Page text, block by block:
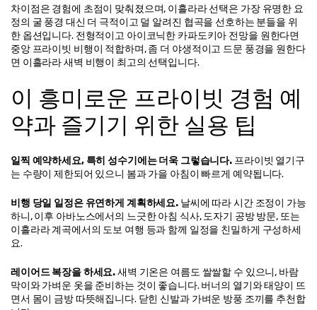
차이점은 경험에 초점이 맞춰졌으며, 이흘라라 선택은 가장 유명한 요
정의 굴 풍경 대신 더 극적이고 덜 알려진 협곡을 선호하는 분들을 위
한 옵션입니다. 전형적이고 아이코닉한 카파도키아 전망을 원한다면
중앙 프라이빗 비행이 적합하며, 좀 더 야생적이고 드문 풍경을 원한다
면 이흘라라 새벽 비행이 최고의 선택입니다.
이 흥미로운 프라이빗 경험 예
약과 즐기기 위한 실용 팁
일찍 예약하세요, 특히 성수기에는 더욱 그렇습니다. 프라이빗 열기구
는 수량이 제한되어 있으니 봄과 가을 아침이 빠르게 예약됩니다.
비행 당일 일정은 유연하게 계획하세요. 날씨에 따라 시간 조정이 가능
하니, 이후 아바노스에서의 느긋한 아침 식사, 도자기 공방 방문, 또는
이흘라라 계곡에서의 도보 여행 등과 함께 일정을 친밀하게 구성하세
요.
레이어드 복장을 하세요. 새벽 기온은 여름도 쌀쌀할 수 있으니, 바람
막이와 가벼운 옷을 준비하는 것이 좋습니다. 버너의 열기와 태양이 뜨
면서 몸이 금방 따뜻해집니다. 닫힌 신발과 가벼운 방풍 조끼를 추천합